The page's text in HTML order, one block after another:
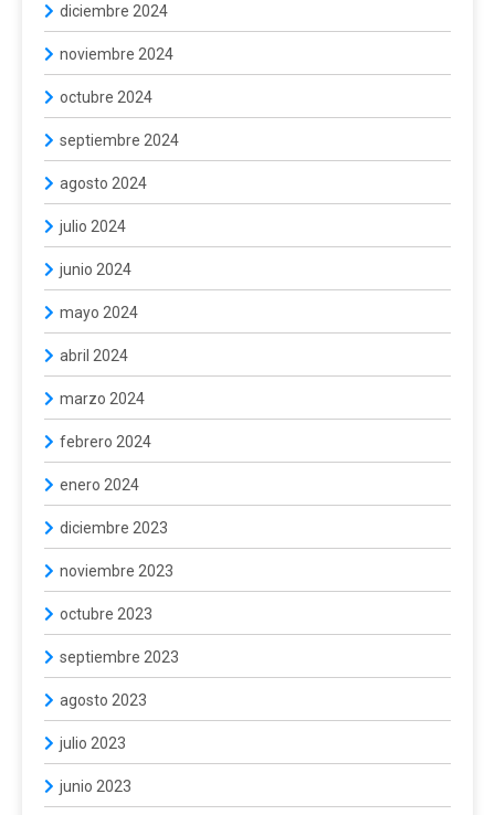
diciembre 2024
noviembre 2024
octubre 2024
septiembre 2024
agosto 2024
julio 2024
junio 2024
mayo 2024
abril 2024
marzo 2024
febrero 2024
enero 2024
diciembre 2023
noviembre 2023
octubre 2023
septiembre 2023
agosto 2023
julio 2023
junio 2023